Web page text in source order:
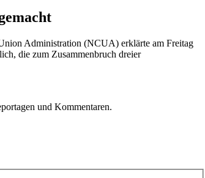
Administration (NCUA) erklärte am Freitag
die zum Zusammenbruch dreier
und Kommentaren.